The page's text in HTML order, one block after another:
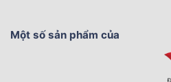
Một số sản phẩm của